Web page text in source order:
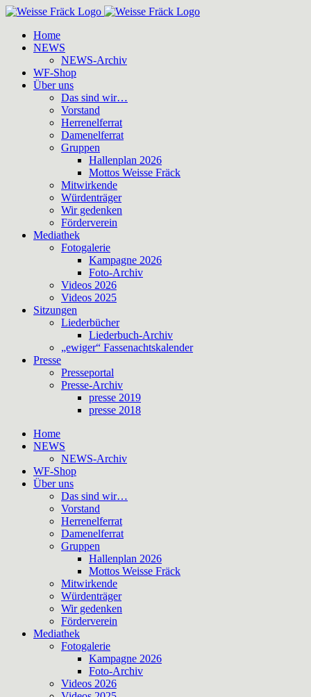
Zum
springenHome
NEWS
NEWS-Archiv
WF-Shop
Über uns
Das sind wir…
Vorstand
Herrenelferrat
Damenelferrat
Gruppen
Hallenplan 2026
Mottos Weisse Fräck
Mitwirkende
Würdenträger
Wir gedenken
Förderverein
Mediathek
Fotogalerie
Kampagne 2026
Foto-Archiv
Videos 2026
Videos 2025
Sitzungen
Liederbücher
Liederbuch-Archiv
„ewiger“ Fassenachtskalender
Presse
Presseportal
Presse-Archiv
presse 2019
presse 2018
Home
NEWS
NEWS-Archiv
WF-Shop
Über uns
Das sind wir…
Vorstand
Herrenelferrat
Damenelferrat
Gruppen
Hallenplan 2026
Mottos Weisse Fräck
Mitwirkende
Würdenträger
Wir gedenken
Förderverein
Mediathek
Fotogalerie
Kampagne 2026
Foto-Archiv
Videos 2026